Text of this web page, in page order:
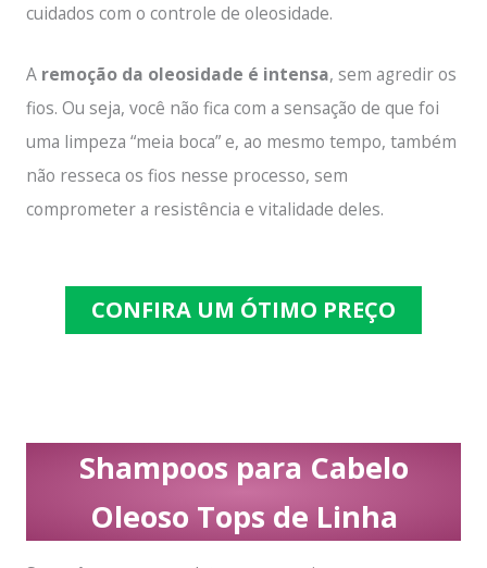
cuidados com o controle de oleosidade.
A remoção da oleosidade é intensa, sem agredir os
fios. Ou seja, você não fica com a sensação de que foi
uma limpeza “meia boca” e, ao mesmo tempo, também
não resseca os fios nesse processo, sem
comprometer a resistência e vitalidade deles.
CONFIRA UM ÓTIMO PREÇO
Shampoos para Cabelo
Oleoso Tops de Linha